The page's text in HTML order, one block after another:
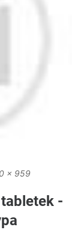
x 959
-